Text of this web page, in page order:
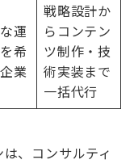
運
希
業
戦略設計か
らコンテン
ツ制作・技
術実装まで
一括代行
、コンサルティ